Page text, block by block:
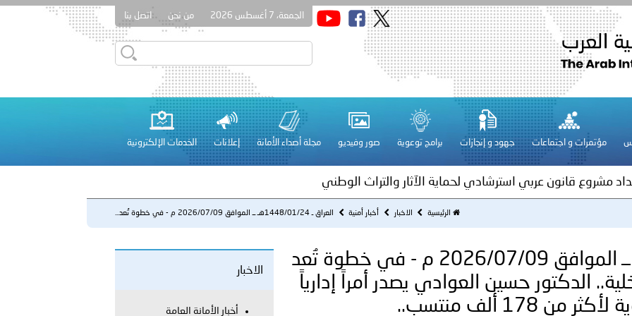
الجمعة، 7 أغسطس 2026 من نحن اتصل بنا
مؤتمرات و اجتماعات جهود و إنجازات برامج توعوية صور وفيديو مجلة أصداء الأمانة إعلانات الخدمات الإلكترونية
قـطـر ـ 1448/02/21هـ ــ الموافق 2026/08/04 م - مشاركة دولة قطر في أعمال الاجتماع الثالث عشر للجنة رؤساء الاتحادات الرياضية
لدول الخليج العربية..
لمجلس وزراء الداخلية العرب بمناسبة اختتام المؤتمر العربي الثاني عشر للمسؤولين عن الأمن السياحي 2026.
مشروع قانون عربي استرشادي لحماية الآثار والتراث الوطني
عشر للمسؤولين عن الأمن السياحي
فلسطين ـ 1448/02/22هـ ــ الموافق 2026/08/05 م - الشرطة الفلسطينية والكلية الدولية الجامعية للعلوم والصحة توقعان اتفاقية
في المجالات الأكاديمية والتدريبية، والتوعية والإرشاد المجتمعي..
الرئيسية الاخبار أخبار أمنية العراق ـ 1448/01/24هـ ــ الموافق 2026/07/09 م - في خطوة تُعد...
العراق ـ 1448/01/24هـ ــ الموافق 2026/07/09 م - في خطوة تُعد
الدكتور حسين العوادي يصدر أمراً إدارياً
178 ألف منتسب..
الاخبار
أخبار الأمانة العامة